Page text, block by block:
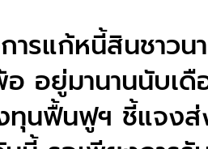
ารแก้หนี้สินชาวน
อ อยู่มานานนับเ
นฟื้นฟูฯ ชี้แจงส่